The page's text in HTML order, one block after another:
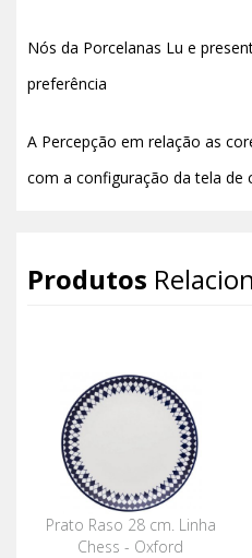
Nós da Porcelanas Lu e
preferência
A Percepção em relação as
com a configuração da tela de
Produtos
Prato Raso 28 cm. Linha
Chess - Oxford